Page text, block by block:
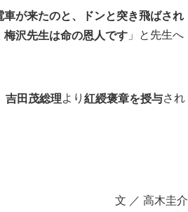
が来たのと、ドンと突き飛ばされ
沢先生は命の恩人です 」と先生へ
吉田茂総理より 紅綬褒章を授与され
文 ／ 高木圭介